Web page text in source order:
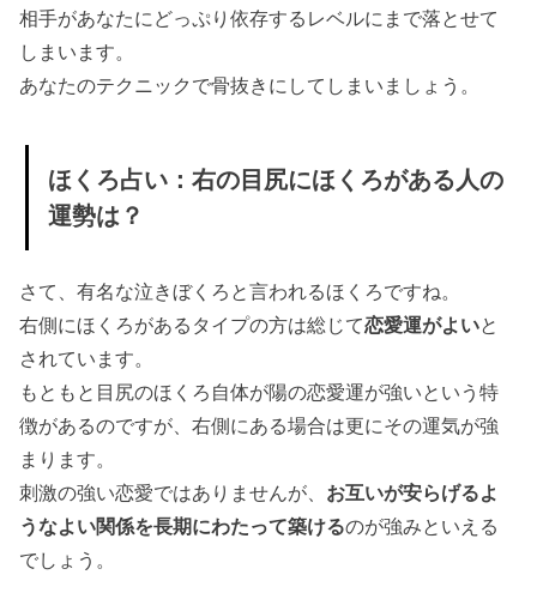
相手があなたにどっぷり依存するレベルにまで落とせて
しまいます。
あなたのテクニックで骨抜きにしてしまいましょう。
ほくろ占い：右の目尻にほくろがある人の
運勢は？
さて、有名な泣きぼくろと言われるほくろですね。
右側にほくろがあるタイプの方は総じて恋愛運がよいと
されています。
もともと目尻のほくろ自体が陽の恋愛運が強いという特
徴があるのですが、右側にある場合は更にその運気が強
まります。
刺激の強い恋愛ではありませんが、 お互いが安らげるよ
うなよい関係を長期にわたって築けるのが強みといえる
でしょう。